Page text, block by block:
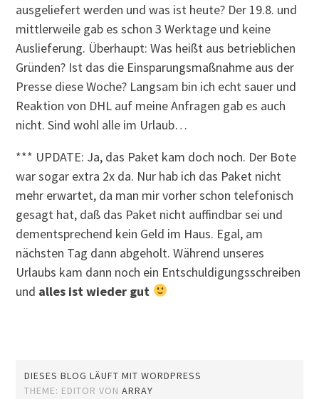
ausgeliefert werden und was ist heute? Der 19.8. und
mittlerweile gab es schon 3 Werktage und keine
Auslieferung. Überhaupt: Was heißt aus betrieblichen
Gründen? Ist das die Einsparungsmaßnahme aus der
Presse diese Woche? Langsam bin ich echt sauer und
Reaktion von DHL auf meine Anfragen gab es auch
nicht. Sind wohl alle im Urlaub…
*** UPDATE: Ja, das Paket kam doch noch. Der Bote
war sogar extra 2x da. Nur hab ich das Paket nicht
mehr erwartet, da man mir vorher schon telefonisch
gesagt hat, daß das Paket nicht auffindbar sei und
dementsprechend kein Geld im Haus. Egal, am
nächsten Tag dann abgeholt. Während unseres
Urlaubs kam dann noch ein Entschuldigungsschreiben
und alles ist wieder gut
DIESES BLOG LÄUFT MIT WORDPRESS
THEME: EDITOR VONARRAY